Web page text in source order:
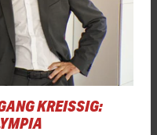
KREISSIG: Z